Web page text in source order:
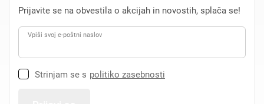
Prijavite se na obvestila o akcijah in novostih, splača se!
Vpiši svoj e-poštni naslov
Strinjam se s politiko zasebnosti